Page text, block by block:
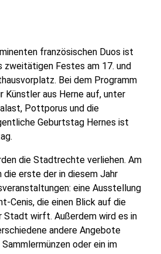
französischen Duos ist
zweitätigen Festes am 17. und
Bei dem Programm
Künstler aus Herne auf, unter
Pottporus und die
Geburtstag Hernes ist
die Stadtrechte verliehen. Am
die erste der in diesem Jahr
eine Ausstellung
Cenis, die einen Blick auf die
Stadt wirft. Außerdem wird es in
andere Angebote
oder ein im